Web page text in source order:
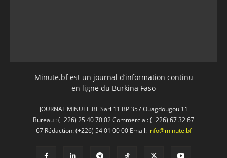
Minute.bf est un journal d’information continu
en ligne du Burkina Faso
JOURNAL MINUTE.BF Sarl 11 BP 357 Ouagdougou 11
Bureau : (+226) 25 40 70 02 Commercial: (+226) 67 32 67
67 Rédaction: (+226) 54 01 00 00 Email: info@minute.bf